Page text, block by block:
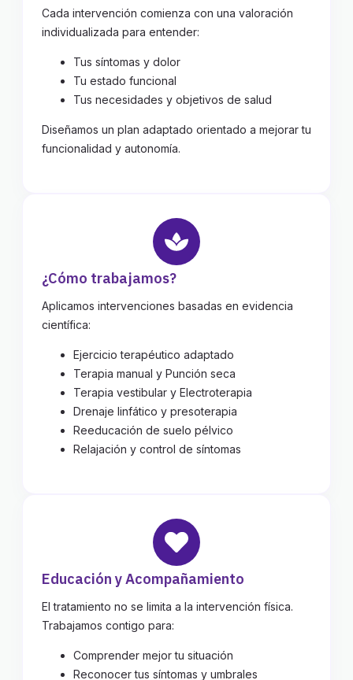
Cada intervención comienza con una valoración
individualizada para entender:
Tus síntomas y dolor
Tu estado funcional
Tus necesidades y objetivos de salud
Diseñamos un plan adaptado orientado a mejorar tu
funcionalidad y autonomía.
¿Cómo trabajamos?
Aplicamos intervenciones basadas en evidencia
científica:
Ejercicio terapéutico adaptado
Terapia manual y Punción seca
Terapia vestibular y Electroterapia
Drenaje linfático y presoterapia
Reeducación de suelo pélvico
Relajación y control de síntomas
Educación y Acompañamiento
El tratamiento no se limita a la intervención física.
Trabajamos contigo para:
Comprender mejor tu situación
Reconocer tus síntomas y umbrales